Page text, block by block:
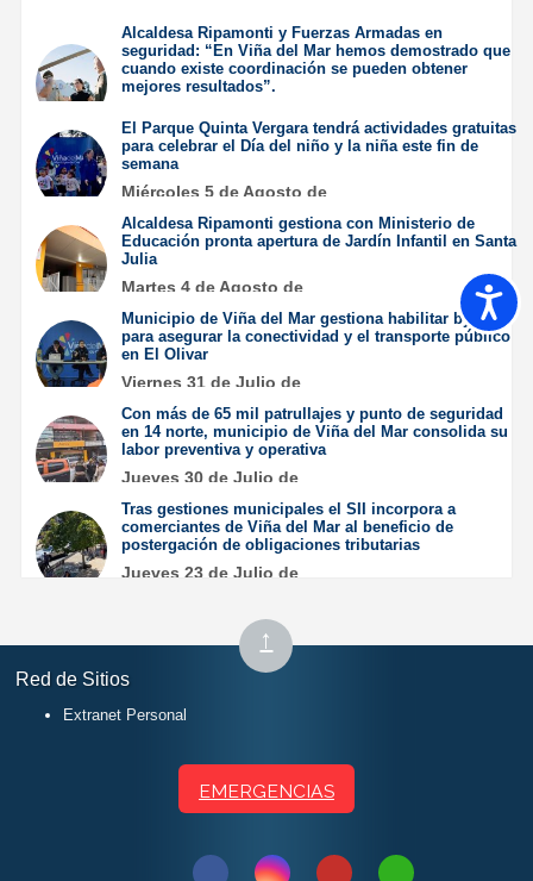
Alcaldesa Ripamonti y Fuerzas Armadas en
seguridad: “En Viña del Mar hemos demostrado que
cuando existe coordinación se pueden obtener
mejores resultados”.
2026
El Parque Quinta Vergara tendrá actividades gratuitas
para celebrar el Día del niño y la niña este fin de
semana
Miércoles 5 de Agosto de
Alcaldesa Ripamonti gestiona con Ministerio de
Educación pronta apertura de Jardín Infantil en Santa
Julia
Martes 4 de Agosto de
Municipio de Viña del Mar gestiona habilitar bypass
para asegurar la conectividad y el transporte público
en El Olivar
Viernes 31 de Julio de
Con más de 65 mil patrullajes y punto de seguridad
en 14 norte, municipio de Viña del Mar consolida su
labor preventiva y operativa
Jueves 30 de Julio de
Tras gestiones municipales el SII incorpora a
comerciantes de Viña del Mar al beneficio de
postergación de obligaciones tributarias
Jueves 23 de Julio de
↑ Subir
al
Red de Sitios
Extranet Personal
EMERGENCIAS
Síguenos SíguenosSíguenosSíguenosContactar